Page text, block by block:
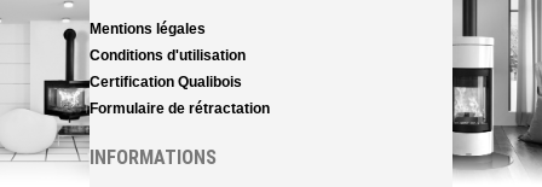
Mentions légales
Conditions d'utilisation
Certification Qualibois
Formulaire de rétractation
INFORMATIONS